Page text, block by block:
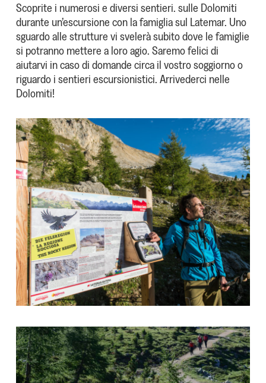
Scoprite i numerosi e diversi sentieri. sulle Dolomiti
durante un’escursione con la famiglia sul Latemar. Uno
sguardo alle strutture vi svelerà subito dove le famiglie
si potranno mettere a loro agio. Saremo felici di
aiutarvi in caso di domande circa il vostro soggiorno o
riguardo i sentieri escursionistici. Arrivederci nelle
Dolomiti!